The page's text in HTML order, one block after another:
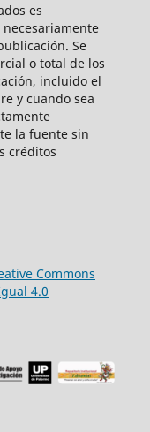
es
Se
o total de los
incluido el
y cuando sea
la fuente sin
créditos
Commons
4.0